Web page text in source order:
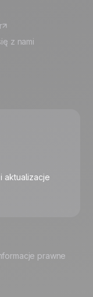
cookie
z nami
aktualizacje
prawne